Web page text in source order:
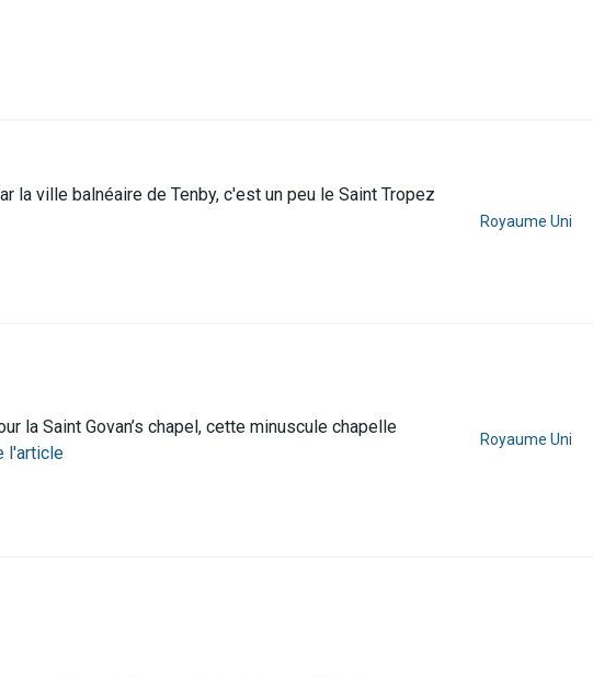
la ville balnéaire de Tenby, c'est un peu le Saint Tropez
Royaume Uni
la Saint Govan’s chapel, cette minuscule chapelle
l'article
Royaume Uni